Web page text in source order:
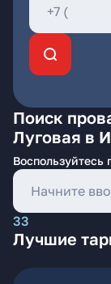
Поиск
Луговая в
33
Лучшие